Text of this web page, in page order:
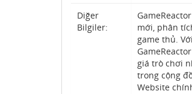
Diğer
Bilgiler:
mới, phân
game thủ.
giá trò chơi
trong cộng
Website